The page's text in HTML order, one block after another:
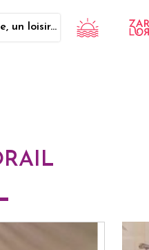
un loisir...